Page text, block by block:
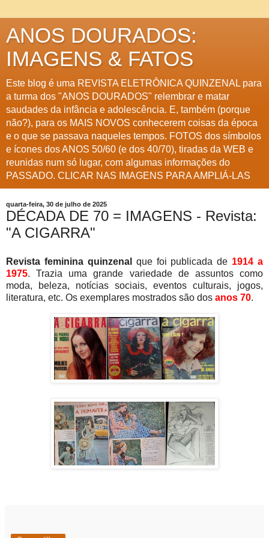
ANOS DOURADOS:
IMAGENS & FATOS
Este blog é uma REVISTA ELETRÔNICA QUINZENAL para
a turma dos "ANOS DOURADOS" relembrar e matar
saudades da infância e adolescência. E, também (porque
não?), para os MAIS NOVOS conhecerem coisas da época
e o que se passava naqueles tempos. FOTOS dos símbolos
e ícones dos ANOS 50/60 (e dos 40/70), tiradas da WEB e
reunidas num só lugar, com algumas informações do
PASSADO. CLICAR NAS IMAGENS PARA AMPLIÁ-LAS
quarta-feira, 30 de julho de 2025
DÉCADA DE 70 = IMAGENS - Revista:
"A CIGARRA"
Revista feminina quinzenal que foi publicada de 1914 a
1975. Trazia uma grande variedade de assuntos como
moda, beleza, notícias sociais, eventos culturais, jogos,
literatura, etc. Os exemplares mostrados são dos anos 70.